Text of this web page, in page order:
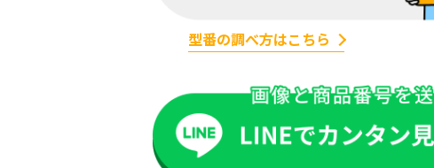
型番の調べ方はこちら